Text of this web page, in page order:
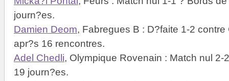
journ?es.
Damien Deom, Fabregues B : D?faite 1-2
apr?s 16 rencontres.
Adel Chedli, Olympique Rovenain : Match nul 2-
19 journ?es.